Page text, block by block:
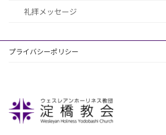
礼拝メッセージ
プライバシーポリシー